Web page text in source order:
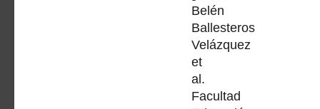
Belén
Ballesteros
Velázquez
et
al.
Facultad